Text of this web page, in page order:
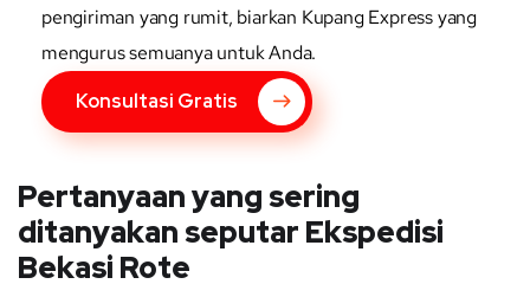
pengiriman yang rumit, biarkan Kupang Express yang
mengurus semuanya untuk Anda.
Konsultasi Gratis
Pertanyaan yang sering
ditanyakan seputar Ekspedisi
Bekasi Rote